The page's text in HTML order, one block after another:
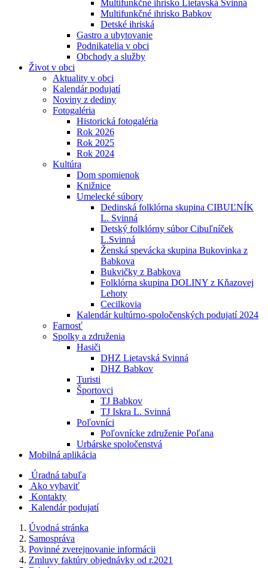
Multifunkčné ihrisko Lietavská Svinná
Multifunkčné ihrisko Babkov
Detské ihriská
Gastro a ubytovanie
Podnikatelia v obci
Obchody a služby
Život v obci
Aktuality v obci
Kalendár podujatí
Noviny z dediny
Fotogaléria
Historická fotogaléria
Rok 2026
Rok 2025
Rok 2024
Kultúra
Dom spomienok
Knižnice
Umelecké súbory
Dedinská folklórna skupina CIBUĽNÍK
L. Svinná
Detský folklórny súbor Cibuľníček
L.Svinná
Ženská spevácka skupina Bukovinka z
Babkova
Bukvičky z Babkova
Folklórna skupina DOLINY z Kňazovej
Lehoty
Cecilkovia
Kalendár kultúrno-spoločenských podujatí 2024
Farnosť
Spolky a združenia
Hasiči
DHZ Lietavská Svinná
DHZ Babkov
Turisti
Športovci
TJ Babkov
TJ Iskra L. Svinná
Poľovníci
Poľovnícke združenie Poľana
Urbárske spoločenstvá
Mobilná aplikácia
Úradná tabuľa
Ako vybaviť
Kontakty
Kalendár podujatí
Úvodná stránka
Samospráva
Povinné zverejnovanie informácii
Zmluvy faktúry objednávky od r.2021